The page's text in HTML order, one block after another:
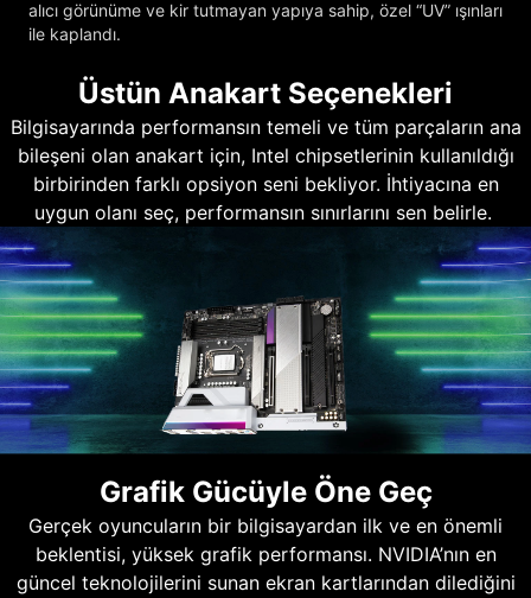
alıcı görünüme ve kir tutmayan yapıya sahip, özel “UV” ışınları
ile kaplandı.
Üstün Anakart Seçenekleri
Bilgisayarında performansın temeli ve tüm parçaların ana
bileşeni olan anakart için, Intel chipsetlerinin kullanıldığı
birbirinden farklı opsiyon seni bekliyor. İhtiyacına en
uygun olanı seç, performansın sınırlarını sen belirle.
Grafik Gücüyle Öne Geç
Gerçek oyuncuların bir bilgisayardan ilk ve en önemli
beklentisi, yüksek grafik performansı. NVIDIA’nın en
güncel teknolojilerini sunan ekran kartlarından dilediğini